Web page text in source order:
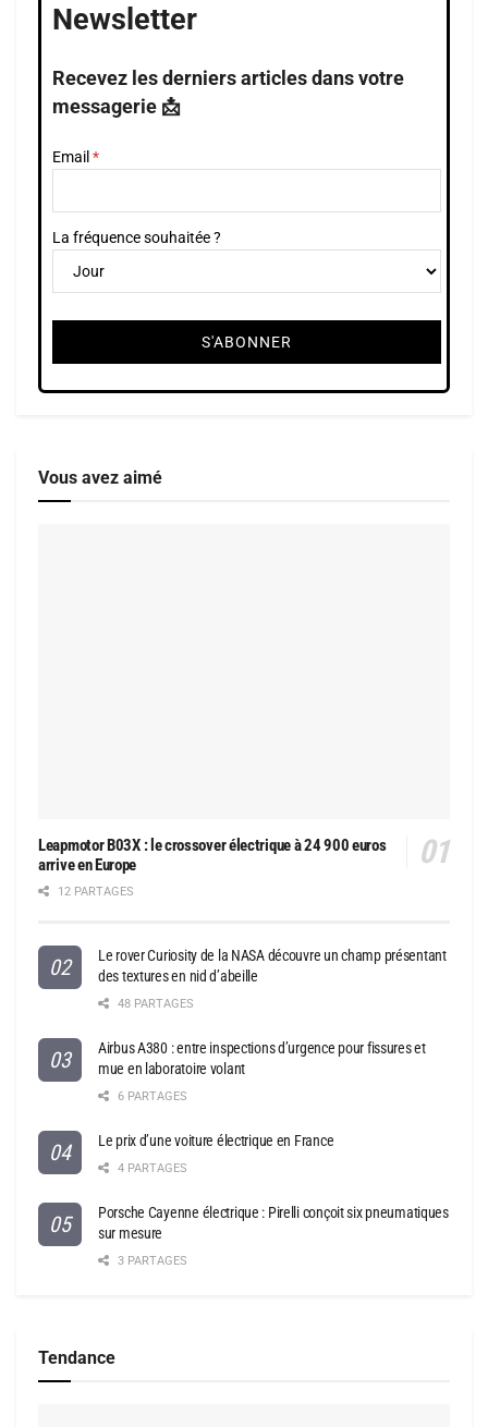
Newsletter
Recevez les derniers articles dans votre
messagerie 📩
Email
La fréquence souhaitée ?
Vous avez aimé
Leapmotor B03X : le crossover électrique à 24 900 euros
arrive en Europe
12 PARTAGES
Le rover Curiosity de la NASA découvre un champ présentant
des textures en nid d’abeille
48 PARTAGES
Airbus A380 : entre inspections d’urgence pour fissures et
mue en laboratoire volant
6 PARTAGES
Le prix d’une voiture électrique en France
4 PARTAGES
Porsche Cayenne électrique : Pirelli conçoit six pneumatiques
sur mesure
3 PARTAGES
Tendance